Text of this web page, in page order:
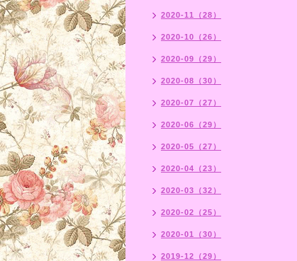
2020-11（28）
2020-10（26）
2020-09（29）
2020-08（30）
2020-07（27）
2020-06（29）
2020-05（27）
2020-04（23）
2020-03（32）
2020-02（25）
2020-01（30）
2019-12（29）